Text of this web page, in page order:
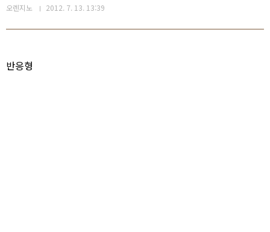
오렌지노 2012. 7. 13. 13:39
반응형